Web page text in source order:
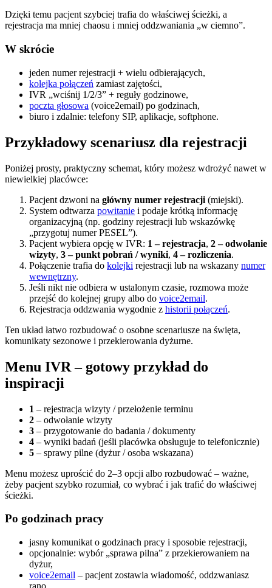
Dzięki temu pacjent szybciej trafia do właściwej ścieżki, a
rejestracja ma mniej chaosu i mniej oddzwaniania „w ciemno”.
W skrócie
jeden numer rejestracji + wielu odbierających,
kolejka połączeń zamiast zajętości,
IVR „wciśnij 1/2/3” + reguły godzinowe,
poczta głosowa (voice2email) po godzinach,
biuro i zdalnie: telefony SIP, aplikacje, softphone.
Przykładowy scenariusz dla rejestracji
Poniżej prosty, praktyczny schemat, który możesz wdrożyć nawet w
niewielkiej placówce:
Pacjent dzwoni na główny numer rejestracji (miejski).
System odtwarza powitanie i podaje krótką informację
organizacyjną (np. godziny rejestracji lub wskazówkę
„przygotuj numer PESEL”).
Pacjent wybiera opcję w IVR: 1 – rejestracja, 2 – odwołanie
wizyty, 3 – punkt pobrań / wyniki, 4 – rozliczenia.
Połączenie trafia do kolejki rejestracji lub na wskazany numer
wewnętrzny.
Jeśli nikt nie odbiera w ustalonym czasie, rozmowa może
przejść do kolejnej grupy albo do voice2email.
Rejestracja oddzwania wygodnie z historii połączeń.
Ten układ łatwo rozbudować o osobne scenariusze na święta,
komunikaty sezonowe i przekierowania dyżurne.
Menu IVR – gotowy przykład do
inspiracji
1 – rejestracja wizyty / przełożenie terminu
2 – odwołanie wizyty
3 – przygotowanie do badania / dokumenty
4 – wyniki badań (jeśli placówka obsługuje to telefonicznie)
5 – sprawy pilne (dyżur / osoba wskazana)
Menu możesz uprościć do 2–3 opcji albo rozbudować – ważne,
żeby pacjent szybko rozumiał, co wybrać i jak trafić do właściwej
ścieżki.
Po godzinach pracy
jasny komunikat o godzinach pracy i sposobie rejestracji,
opcjonalnie: wybór „sprawa pilna” z przekierowaniem na
dyżur,
voice2email – pacjent zostawia wiadomość, oddzwaniasz
rano,